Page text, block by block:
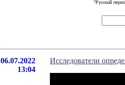
"Русский
06.07.2022
13:04
Исследователи